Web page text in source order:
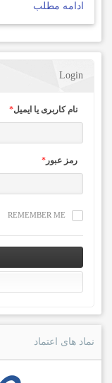
ادامه مطلب
Login
نام کاربری یا ایمیل*
رمز عبور *
REMEMBER ME
نماد های اعتماد